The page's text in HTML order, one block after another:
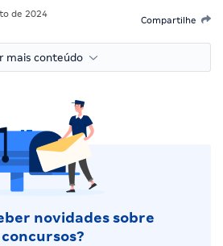
de 2024
Compartilhe
mais conteúdo
novidades sobre
concursos?